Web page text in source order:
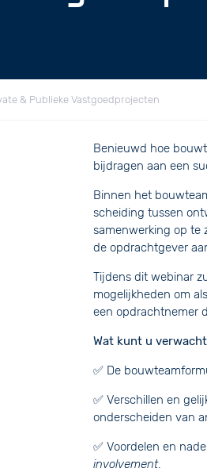
& Publieke Vastgoedprojecten
Benieuwd hoe
bijdragen aan een
Binnen het
scheiding tussen
samenwerking op te
de opdrachtgever
Tijdens dit webinar
mogelijkheden om
een opdrachtnemer
Wat kunt u
✅ De
✅ Verschillen en
onderscheiden van
✅ Voordelen en
involvement.